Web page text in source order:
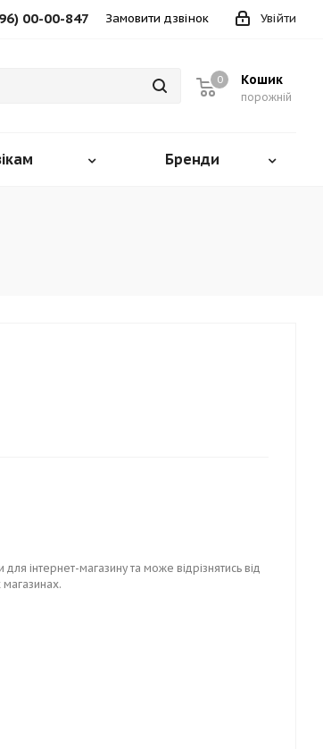
Увійти
00-00-847 Замовити дзвінок
Кошик
порожній
0
Бренди
для інтернет-магазину та може відрізнятись від
магазинах.